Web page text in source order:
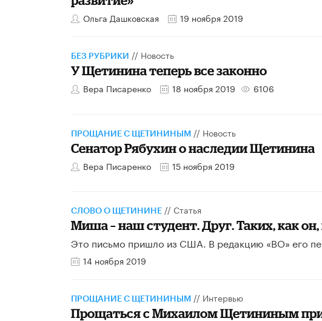
Ольга Дашковская 19 ноября 2019
БЕЗ РУБРИКИ // Новость
У Щетинина теперь все законно
Вера Писаренко 18 ноября 2019 6106
ПРОЩАНИЕ С ЩЕТИНИНЫМ // Новость
Сенатор Рябухин о наследии Щетинина
Вера Писаренко 15 ноября 2019
СЛОВО О ЩЕТИНИНЕ // Статья
Миша – наш студент. Друг. Таких, как
Это письмо пришло из США. В редакцию «ВО» его
14 ноября 2019
ПРОЩАНИЕ С ЩЕТИНИНЫМ // Интервью
Прощаться с Михаилом Щетининым